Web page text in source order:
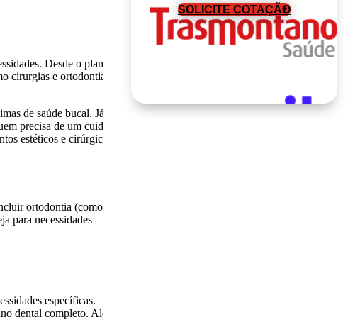
Desde o plano
cirurgias e ortodontia, as
de saúde bucal. Já os
precisa de um cuidado
estéticos e cirúrgicos
ortodontia (como
para necessidades
específicas.
dental completo. Além
SOLICITE COTAÇÃO